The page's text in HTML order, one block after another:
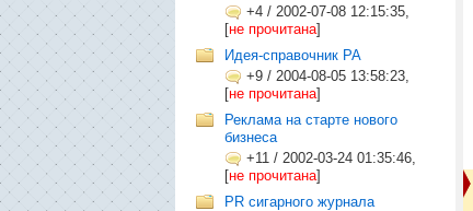
+4 / 2002-07-08 12:15:35,
[не прочитана]
Идея-справочник РА
+9 / 2004-08-05 13:58:23,
[не прочитана]
Реклама на старте нового
бизнеса
+11 / 2002-03-24 01:35:46,
[не прочитана]
PR сигарного журнала